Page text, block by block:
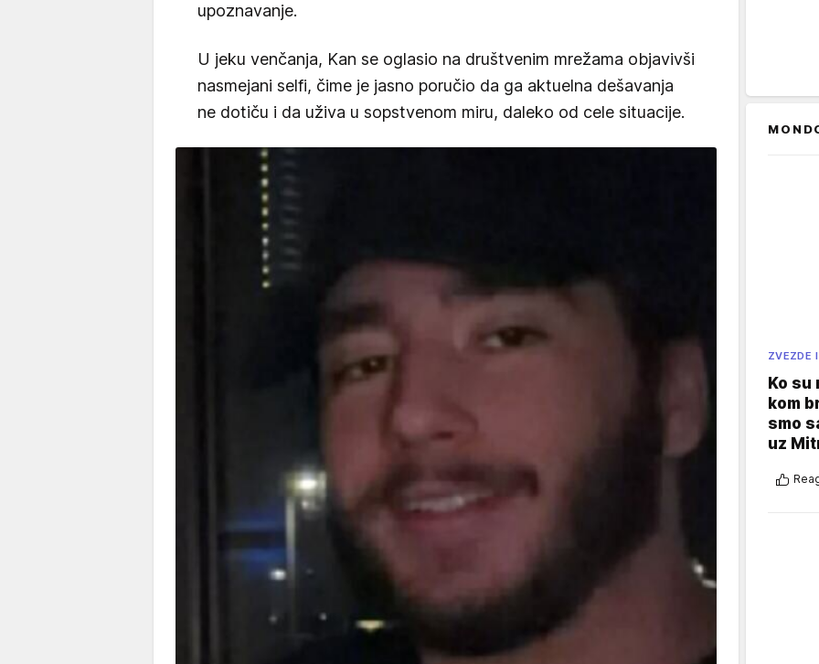
upoznavanje.
U jeku venčanja, Kan se oglasio na društvenim mrežama objavivši
nasmejani selfi, čime je jasno poručio da ga aktuelna dešavanja
ne dotiču i da uživa u sopstvenom miru, daleko od cele situacije.
ZVEZDE
Ko su
kom
smo
uz